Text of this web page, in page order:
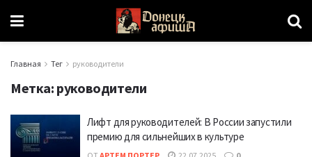
Главная Тег руководители
Метка: руководители
Лифт для руководителей: В России запустили
премию для сильнейших в культуре